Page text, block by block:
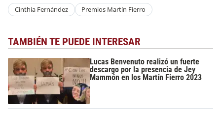
Cinthia Fernández Premios Martín Fierro
TAMBIÉN TE PUEDE INTERESAR
Lucas Benvenuto realizó un fuerte
descargo por la presencia de Jey
Mammón en los Martín Fierro 2023